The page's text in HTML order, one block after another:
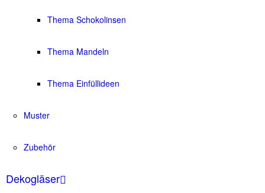
Thema Schokolinsen
Thema Mandeln
Thema Einfüllideen
Muster
Zubehör
Dekogläser